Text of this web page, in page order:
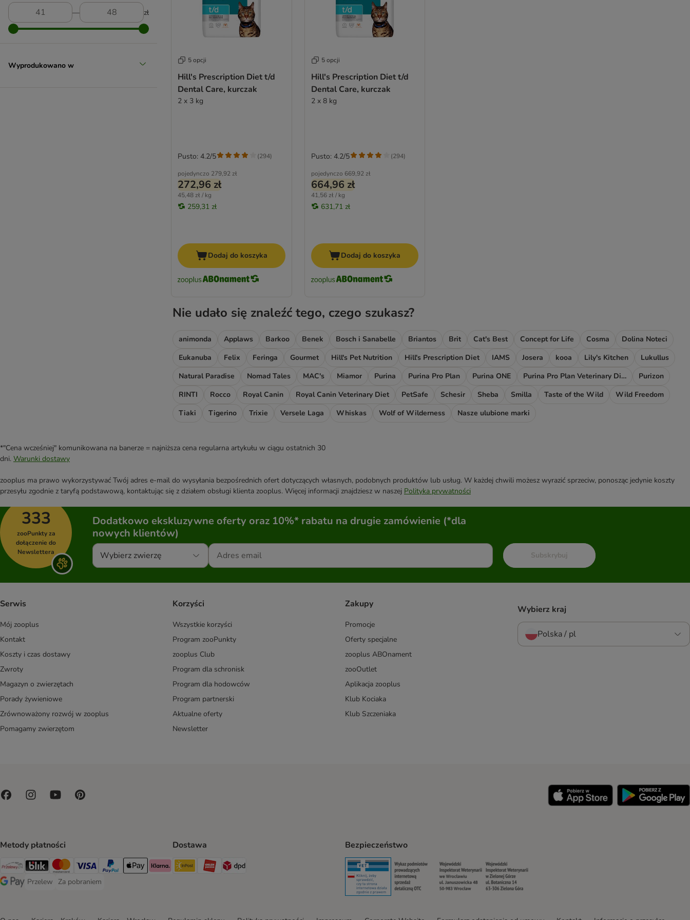
― zł
Wyprodukowano w
5 opcji
Hill's Prescription Diet t/d
Dental Care, kurczak
2 x 3 kg
pojedynczo 279,92 zł
272,96 zł
45,48 zł / kg
259,31 zł
Pusto: 4.2/5 (294)
Dodaj do koszyka
5 opcji
Hill's Prescription Diet t/d
Dental Care, kurczak
2 x 8 kg
pojedynczo 669,92 zł
664,96 zł
41,56 zł / kg
631,71 zł
Pusto: 4.2/5 (294)
Dodaj do koszyka
Nie udało się znaleźć tego, czego szukasz?
animonda Applaws Barkoo Benek Bosch i Sanabelle Briantos Brit Cat's Best Concept for Life Cosma
Dolina Noteci
Eukanuba
Felix Feringa Gourmet Hill's Pet Nutrition Hill's Prescription Diet IAMS Josera kooa Lily's Kitchen
Lukullus
Natural Paradise
Nomad Tales MAC's Miamor Purina Purina Pro Plan Purina ONE Purina Pro Plan Veterinary Diets
Purizon
RINTI
Rocco Royal Canin Royal Canin Veterinary Diet PetSafe Schesir Sheba Smilla Taste of the Wild
Wild Freedom
Tiaki
Tigerino Trixie Versele Laga Whiskas Wolf of Wilderness Nasze ulubione marki
*"Cena wcześniej" komunikowana na banerze = najniższa cena regularna artykułu w ciągu ostatnich 30
dni. Warunki dostawy
zooplus ma prawo wykorzystywać Twój adres e-mail do wysyłania bezpośrednich ofert dotyczących własnych, podobnych produktów lub usług. W każdej chwili możesz wyrazić sprzeciw, ponosząc jedynie koszty
przesyłu zgodnie z taryfą podstawową, kontaktując się z działem obsługi klienta zooplus. Więcej informacji znajdziesz w naszej Polityka prywatności
333
zooPunkty za
dołączenie do
Newslettera
Dodatkowo ekskluzywne oferty oraz 10%* rabatu na drugie zamówienie (*dla
nowych klientów)
Wybierz zwierzę Subskrybuj
Serwis
Mój zooplus
Kontakt
Koszty i czas dostawy
Zwroty
Magazyn o zwierzętach
Porady żywieniowe
Zrównoważony rozwój w zooplus
Pomagamy zwierzętom
Korzyści
Wszystkie korzyści
Program zooPunkty
zooplus Club
Program dla schronisk
Program dla hodowców
Program partnerski
Aktualne oferty
Newsletter
Zakupy
Promocje
Oferty specjalne
zooplus ABOnament
zooOutlet
Aplikacja zooplus
Klub Kociaka
Klub Szczeniaka
Wybierz kraj
Polska / pl
Metody płatności
Przelewy24 Payment Method
Blik Payment Method
MasterCard Payment Method
Visa Payment Method
PayPal Payment Method
Apple Pay Payment Method
Klarna Payment Method
Google Pay Payment Method
Przelew
Przelew Payment Method
Za pobraniem
Za pobraniem Payment Method
Dostawa
Paczkomat® Shipping Method
ORLEN Paczka Shipping Method
Bezpieczeństwo
Security Security Security